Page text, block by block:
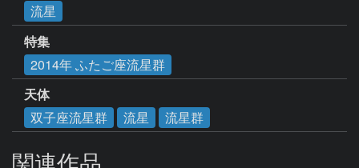
流星
特集
2014年 ふたご座流星群
天体
双子座流星群
流星 流星群